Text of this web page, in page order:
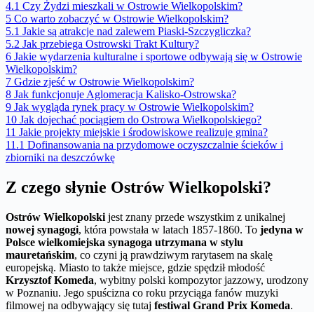
4.1 Czy Żydzi mieszkali w Ostrowie Wielkopolskim?
5 Co warto zobaczyć w Ostrowie Wielkopolskim?
5.1 Jakie są atrakcje nad zalewem Piaski-Szczygliczka?
5.2 Jak przebiega Ostrowski Trakt Kultury?
6 Jakie wydarzenia kulturalne i sportowe odbywają się w Ostrowie
Wielkopolskim?
7 Gdzie zjeść w Ostrowie Wielkopolskim?
8 Jak funkcjonuje Aglomeracja Kalisko-Ostrowska?
9 Jak wygląda rynek pracy w Ostrowie Wielkopolskim?
10 Jak dojechać pociągiem do Ostrowa Wielkopolskiego?
11 Jakie projekty miejskie i środowiskowe realizuje gmina?
11.1 Dofinansowania na przydomowe oczyszczalnie ścieków i
zbiorniki na deszczówkę
Z czego słynie Ostrów Wielkopolski?
Ostrów Wielkopolski jest znany przede wszystkim z unikalnej
nowej synagogi, która powstała w latach 1857-1860. To jedyna w
Polsce wielkomiejska synagoga utrzymana w stylu
mauretańskim, co czyni ją prawdziwym rarytasem na skalę
europejską. Miasto to także miejsce, gdzie spędził młodość
Krzysztof Komeda, wybitny polski kompozytor jazzowy, urodzony
w Poznaniu. Jego spuścizna co roku przyciąga fanów muzyki
filmowej na odbywający się tutaj festiwal Grand Prix Komeda.